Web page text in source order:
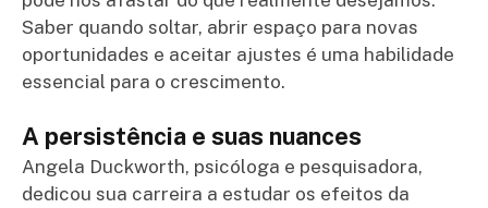
Saber quando soltar, abrir espaço para novas
oportunidades e aceitar ajustes é uma habilidade
essencial para o crescimento.
A persistência e suas nuances
Angela Duckworth, psicóloga e pesquisadora,
dedicou sua carreira a estudar os efeitos da